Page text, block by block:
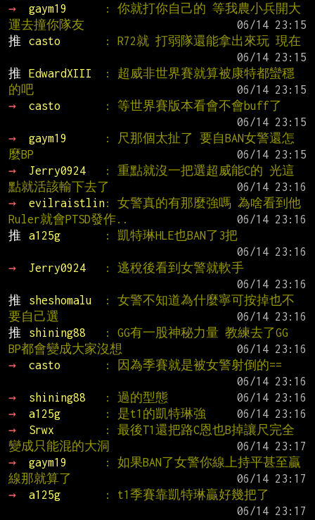
→
gaym19
: 你就打你自己的 等我農小兵開大
運去撞你隊友
推
casto
: R72就 打弱隊還能拿出來玩 現在
推
EdwardXIII
: 超威非世界賽就算被康特都蠻穩
的吧
→
casto
: 等世界賽版本看會不會buff了
→
gaym19
: 尺那個太扯了 要自BAN女警還怎
麼BP
→
Jerry0924
: 重點就沒一把選超威能C的 光這
點就活該輸下去了
→
evilraistlin: 女警真的有那麼強嗎 為啥看到他
Ruler就會PTSD發作..
推
a125g
: 凱特琳HLE也BAN了3把
→
Jerry0924
: 逃稅後看到女警就軟手
推
sheshomalu
: 女警不知道為什麼寧可按掉也不
要自己選
推
shining88
: GG有一股神秘力量 教練去了GG
BP都會變成大家沒想
→
casto
: 因為季賽就是被女警射倒的==
→
shining88 : 過的型態
→
a125g : 是t1的凱特琳強
→
Srwx
: 最後T1還把路C恩也B掉讓尺完全
變成只能混的大洞
→
gaym19
: 如果BAN了女警你線上持平甚至贏
線那就算了
→
a125g
: t1季賽靠凱特琳贏好幾把了